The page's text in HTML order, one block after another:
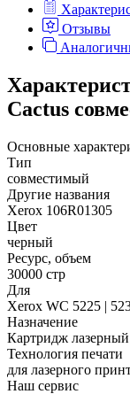
Отзывы
Cactus
Основные
Тип
совместимый
Другие названия
Xerox 106R01305
Цвет
черный
Ресурс, объем
30000 стр
Для
Xerox WC 5225 |
Назначение
Картридж лазерный
Технология печати
для лазерного
Наш сервис